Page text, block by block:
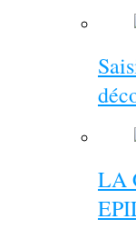
LA